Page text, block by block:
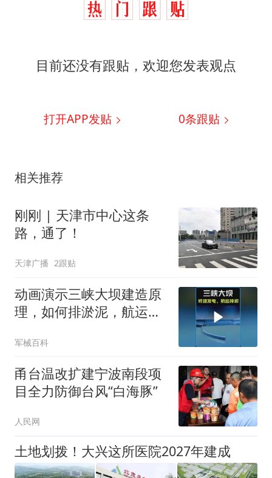
目前还没有跟贴，欢迎您发表观点
打开APP发贴 0条跟贴
相关推荐
刚刚 | 天津市中心这条
路，通了！
天津广播 2跟贴
动画演示三峡大坝建造原
理，如何排淤泥，航运，
军械百科
甬台温改扩建宁波南段项
目全力防御台风“白海豚”
人民网
土地划拨！大兴这所医院2027年建成